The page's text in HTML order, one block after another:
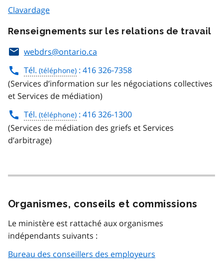
Clavardage
Renseignements sur les relations de travail
webdrs@ontario.ca
Tél.
: 416 326-7358
(Services d’information sur les négociations collectives
et Services de médiation)
Tél.
: 416 326-1300
(Services de médiation des griefs et Services
d’arbitrage)
Organismes, conseils et commissions
Le ministère est rattaché aux organismes
indépendants suivants :
Bureau des conseillers des employeurs